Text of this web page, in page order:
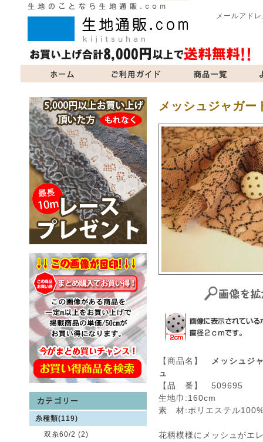
メールアド
よくあるご質問 当サイトについて お問い合
糸種類(119)
双糸60/2 (2)
メッシュジャガ
【商品名】
メッシュジ
ュ
【品 番】 509695
生地巾:160cm
素 材:ポリエステル
花柄模様にメッシュがエ